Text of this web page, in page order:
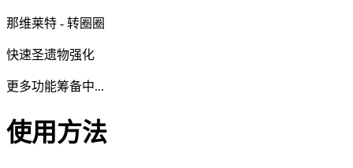
那维莱特 - 转圈圈
快速圣遗物强化
更多功能筹备中...
使用方法